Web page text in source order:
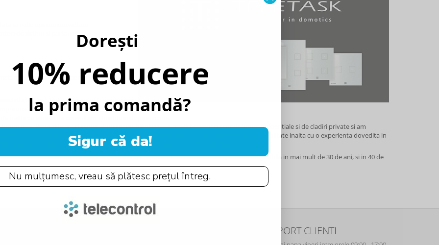
la noile optiuni dezvoltate
de sistem si parteneri
pentru a mari eficienta energetica a
in Gent, Belgia. Designul si producerea
cu o retea globala de distribuitori
inalta cu servicii de consultanta inainte si dupa vanzare.
home de calitate ridicata si sigure. Suntem un pionier pe piata sistemelor de smart home rezidentiale si de cladiri private si am
TELETASK este compania cu cea mai lunga experienta din lume si iti ofera produse de calitate inalta cu o experienta dovedita in
noastre functioneaza 24 ore pe zi si 7 zile pe saptamana. Construite pentru decenii.
o calitate excelenta. TELETASK a devenit un partener de incredere cu o experienta inegalabila in mai mult de 30 de ani, si in 40 de
SUPORT CLIENTI
Dorești
10% reducere
la prima comandă?
Sigur că da!
Nu mulțumesc, vreau să plătesc prețul întreg.